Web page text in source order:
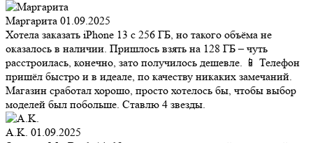
Маргарита 01.09.2025
Хотела заказать iPhone 13 с 256 ГБ, но такого объёма не
оказалось в наличии. Пришлось взять на 128 ГБ – чуть
расстроилась, конечно, зато получилось дешевле. 📱 Телефон
пришёл быстро и в идеале, по качеству никаких замечаний.
Магазин сработал хорошо, просто хотелось бы, чтобы выбор
моделей был побольше. Ставлю 4 звезды.
A.K. 01.09.2025